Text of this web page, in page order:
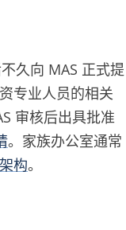
久向 MAS 正式提
专业人员的相关
审核后出具批准
。家族办公室通常
构。